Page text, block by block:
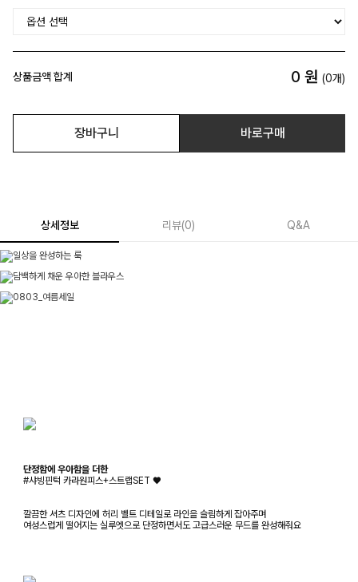
상품금액 합계 0 원 (0개)
장바구니 바로구매
상세정보 리뷰(0) Q&A
단정함에 우아함을 더한
#샤빙핀턱 카라원피스+스트랩SET ♥
깔끔한 셔츠 디자인에 허리 벨트 디테일로 라인을 슬림하게 잡아주며
여성스럽게 떨어지는 실루엣으로 단정하면서도 고급스러운 무드를 완성해줘요